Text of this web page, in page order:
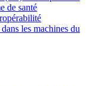
de santé
les machines du